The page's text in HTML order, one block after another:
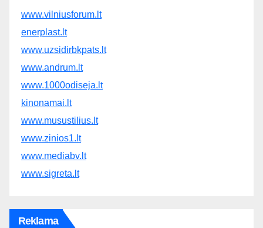
www.vilniusforum.lt
enerplast.lt
www.uzsidirbkpats.lt
www.andrum.lt
www.1000odiseja.lt
kinonamai.lt
www.musustilius.lt
www.zinios1.lt
www.mediabv.lt
www.sigreta.lt
Reklama